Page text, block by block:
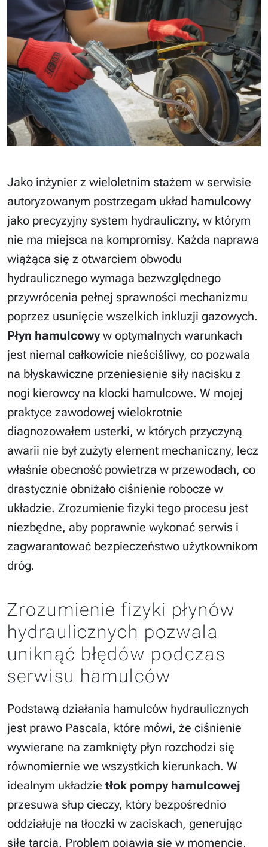
Jako inżynier z wieloletnim stażem w serwisie
autoryzowanym postrzegam układ hamulcowy
jako precyzyjny system hydrauliczny, w którym
nie ma miejsca na kompromisy. Każda naprawa
wiążąca się z otwarciem obwodu
hydraulicznego wymaga bezwzględnego
przywrócenia pełnej sprawności mechanizmu
poprzez usunięcie wszelkich inkluzji gazowych.
Płyn hamulcowy w optymalnych warunkach
jest niemal całkowicie nieściśliwy, co pozwala
na błyskawiczne przeniesienie siły nacisku z
nogi kierowcy na klocki hamulcowe. W mojej
praktyce zawodowej wielokrotnie
diagnozowałem usterki, w których przyczyną
awarii nie był zużyty element mechaniczny, lecz
właśnie obecność powietrza w przewodach, co
drastycznie obniżało ciśnienie robocze w
układzie. Zrozumienie fizyki tego procesu jest
niezbędne, aby poprawnie wykonać serwis i
zagwarantować bezpieczeństwo użytkownikom
dróg.
Zrozumienie fizyki płynów
hydraulicznych pozwala
uniknąć błędów podczas
serwisu hamulców
Podstawą działania hamulców hydraulicznych
jest prawo Pascala, które mówi, że ciśnienie
wywierane na zamknięty płyn rozchodzi się
równomiernie we wszystkich kierunkach. W
idealnym układzie tłok pompy hamulcowej
przesuwa słup cieczy, który bezpośrednio
oddziałuje na tłoczki w zaciskach, generując
siłę tarcia. Problem pojawia się w momencie,